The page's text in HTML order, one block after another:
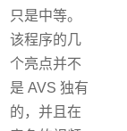
只是中等。
该程序的几
个亮点并不
是 AVS 独有
的，并且在